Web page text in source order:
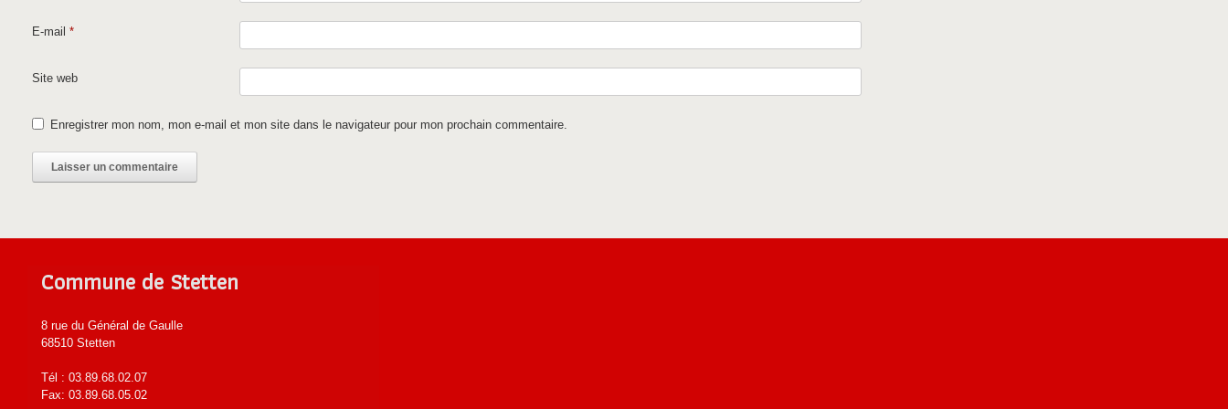
E-mail *
Site web
Enregistrer mon nom, mon e-mail et mon site dans le navigateur pour mon prochain commentaire.
Commune de Stetten
8 rue du Général de Gaulle
68510 Stetten
Tél : 03.89.68.02.07
Fax: 03.89.68.05.02